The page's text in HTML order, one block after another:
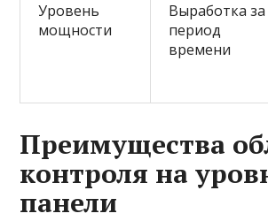
Уровень
мощности
Выработка за
период
времени
Преимущества
контроля на
панели